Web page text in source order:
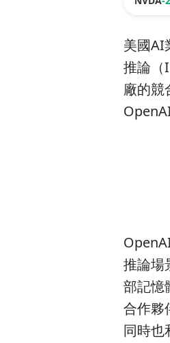
美國AI
推論（
廠的競
推論場
部記憶
合作夥
同時也